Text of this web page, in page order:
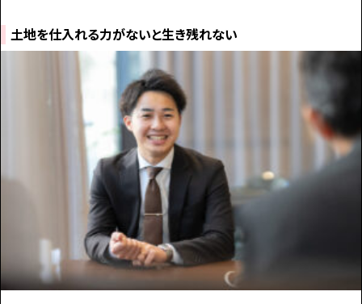
土地を仕入れる力がないと生き残れない